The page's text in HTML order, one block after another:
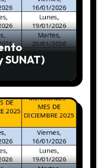
SUNAT)